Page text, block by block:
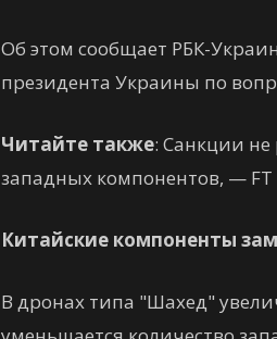
Об этом сообщает РБК-
президента Украины по
Читайте также: Санкции не
западных компонентов, — FT
Китайские компоненты
В дронах типа "Шахед"